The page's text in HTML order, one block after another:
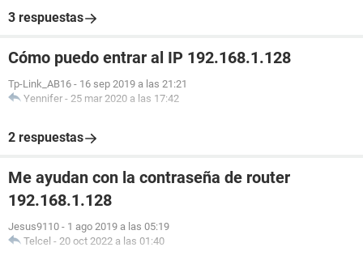
3 respuestas
Cómo puedo entrar al IP 192.168.1.128
Tp-Link_AB16 - 16 sep 2019 a las 21:21
Yennifer - 25 mar 2020 a las 17:42
2 respuestas
Me ayudan con la contraseña de router
192.168.1.128
Jesus9110 - 1 ago 2019 a las 05:19
Telcel - 20 oct 2022 a las 01:40